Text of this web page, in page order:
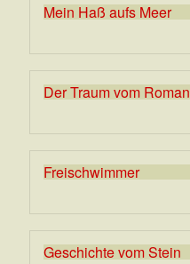
Mein Haß aufs Meer
Der Traum vom Roman
Freischwimmer
Geschichte vom Stein